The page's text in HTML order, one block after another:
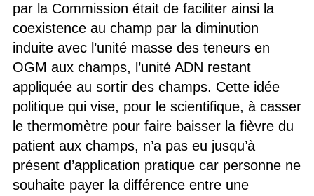
par la Commission était de faciliter ainsi la
coexistence au champ par la diminution
induite avec l’unité masse des teneurs en
OGM aux champs, l’unité ADN restant
appliquée au sortir des champs. Cette idée
politique qui vise, pour le scientifique, à casser
le thermomètre pour faire baisser la fièvre du
patient aux champs, n’a pas eu jusqu’à
présent d’application pratique car personne ne
souhaite payer la différence entre une